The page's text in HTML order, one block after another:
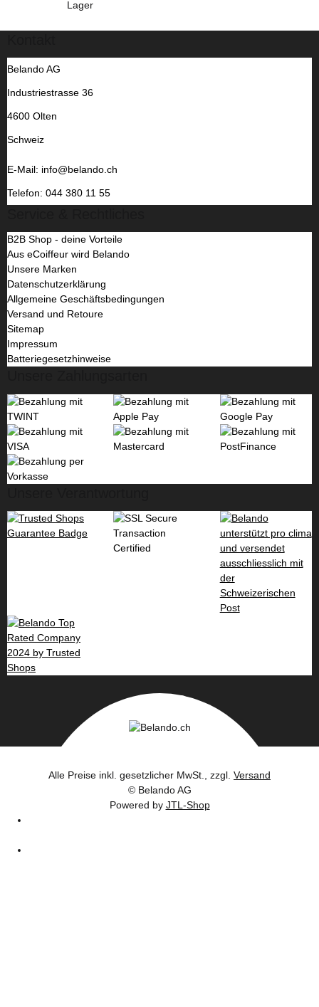
Lager
Belando AG
Industriestrasse 36
4600 Olten
Schweiz
E-Mail: info@belando.ch
Telefon: 044 380 11 55
B2B Shop - deine Vorteile
Aus eCoiffeur wird Belando
Unsere Marken
Datenschutzerklärung
Allgemeine Geschäftsbedingungen
Versand und Retoure
Sitemap
Impressum
Batteriegesetzhinweise
© Belando AG
Alle Preise inkl. gesetzlicher MwSt., zzgl. Versand
Powered by JTL-Shop